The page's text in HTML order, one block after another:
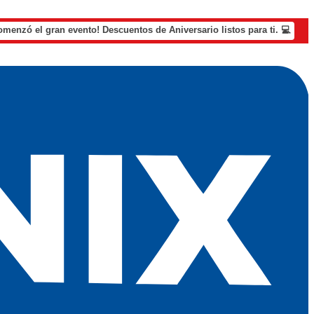
el gran evento! Descuentos de Aniversario listos para ti. 💻